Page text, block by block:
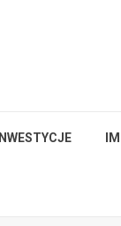
INWESTYCJE